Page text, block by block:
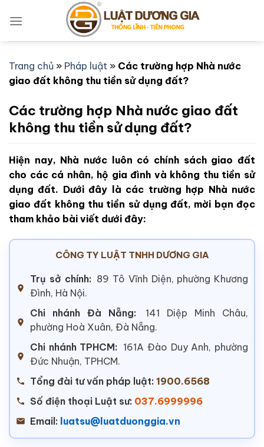
qua
Trang chủ » Pháp luật » Các trường hợp Nhà nước
giao đất không thu tiền sử dụng đất?
Các trường hợp Nhà nước giao đất
không thu tiền sử dụng đất?
Hiện nay, Nhà nước luôn có chính sách giao đất
cho các cá nhân, hộ gia đình và không thu tiền sử
dụng đất. Dưới đây là các trường hợp Nhà nước
giao đất không thu tiền sử dụng đất, mời bạn đọc
tham khảo bài viết dưới đây:
CÔNG TY LUẬT TNHH DƯƠNG GIA
Trụ sở chính: 89 Tô Vĩnh Diện, phường Khương
Đình, Hà Nội.
Chi nhánh Đà Nẵng:
141 Diệp Minh Châu,
phường Hoà Xuân, Đà Nẵng.
Chi nhánh TPHCM: 161A Đào Duy Anh, phường
Đức Nhuận, TPHCM.
Tổng đài tư vấn pháp luật: 1900.6568
Số điện thoại Luật sư: 037.6999996
Email: luatsu@luatduonggia.vn